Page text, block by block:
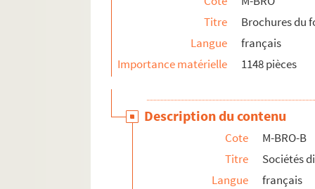
Titre
Brochures du
Langue
français
Importance matérielle
1148 pièces
Description du contenu
Cote
M-BRO-B
Titre
Sociétés
Langue
français